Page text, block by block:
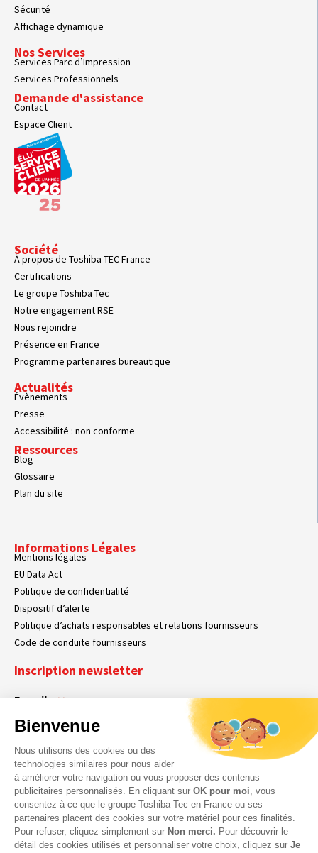
Sécurité
Affichage dynamique
Nos Services
Services Parc d’Impression
Services Professionnels
Demande d'assistance
Contact
Espace Client
Société
À propos de Toshiba TEC France
Certifications
Le groupe Toshiba Tec
Notre engagement RSE
Nous rejoindre
Présence en France
Programme partenaires bureautique
Actualités
Évènements
Presse
Accessibilité : non conforme
Ressources
Blog
Glossaire
Plan du site
Informations Légales
Mentions légales
EU Data Act
Politique de confidentialité
Dispositif d’alerte
Politique d’achats responsables et relations fournisseurs
Code de conduite fournisseurs
Inscription newsletter
E-mailObligatoire
RGPD
Obligatoire
En cochant cette case, vous acceptez que Toshiba Tec France collecte vos
données personnelles. Pour plus d’informations sur notre politique en matière
de données personnelles,cliquez ici.Obligatoire
Bienvenue
Nous utilisons des cookies ou des
technologies similaires pour nous aider
à améliorer votre navigation ou vous proposer des contenus
publicitaires personnalisés. En cliquant sur OK pour moi , vous
consentez à ce que le groupe Toshiba Tec en France ou ses
partenaires placent des cookies sur votre matériel pour ces finalités.
Pour refuser, cliquez simplement sur Non merci. Pour découvrir le
détail des cookies utilisés et personnaliser votre choix, cliquez sur Je